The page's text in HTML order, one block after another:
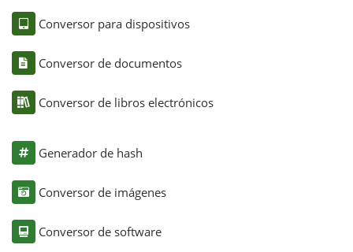
Conversor para dispositivos
Conversor de documentos
Conversor de libros electrónicos
Generador de hash
Conversor de imágenes
Conversor de software